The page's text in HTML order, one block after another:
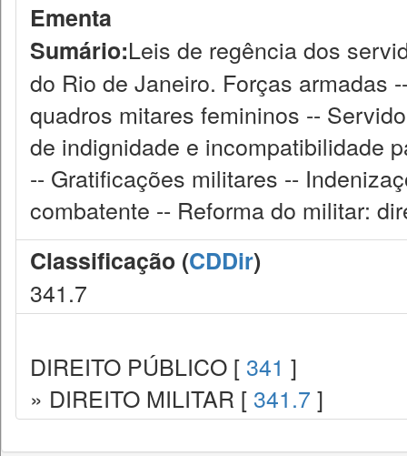
Ementa
Sumário:Leis de regência dos
do Rio de Janeiro. Forças armadas
quadros mitares femininos --
de indignidade e incompatibilidade
-- Gratificações militares --
combatente -- Reforma do militar:
Classificação (CDDir)
341.7
DIREITO PÚBLICO [ 341 ]
» DIREITO MILITAR [ 341.7 ]